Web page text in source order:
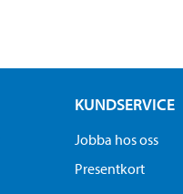
KUNDSERVICE
Jobba hos oss
Presentkort